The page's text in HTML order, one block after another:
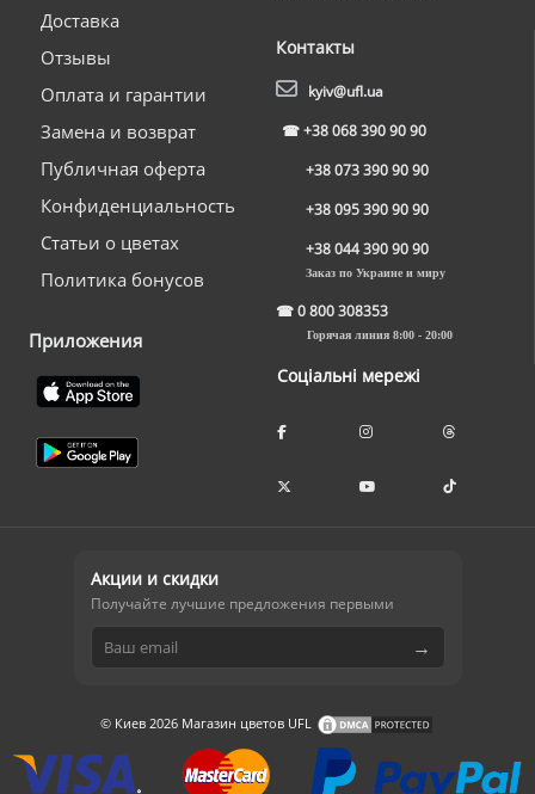
Доставка
Отзывы
Оплата и гарантии
Замена и возврат
Публичная оферта
Конфиденциальность
Статьи о цветах
Политика бонусов
Приложения
Контакты
kyiv@ufl.ua
☎+38 068 390 90 90
+38 073 390 90 90
+38 095 390 90 90
+38 044 390 90 90
Заказ по Украине и миру
☎0 800 308353
Горячая линия 8:00 - 20:00
Соціальні мережі
Акции и скидки
Получайте лучшие предложения первыми
→
© Киев 2026 Магазин цветов UFL